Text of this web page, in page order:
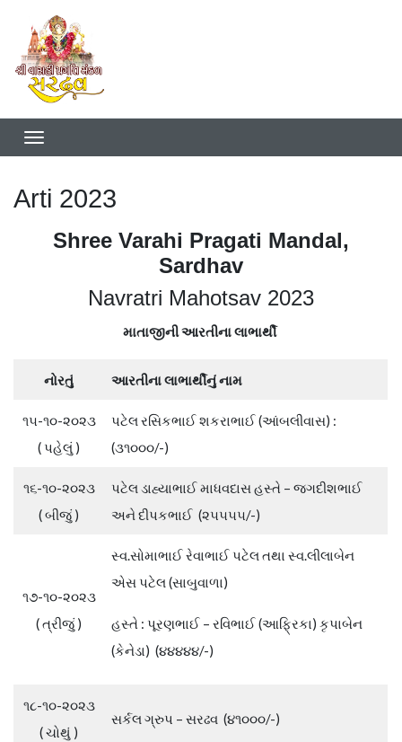
Arti 2023
Shree Varahi Pragati Mandal,
Sardhav
Navratri Mahotsav 2023
માતાજીની આરતીના લાભાર્થી
નોરતું આરતીના લાભાર્થીનું નામ
૧૫-૧૦-૨૦૨૩
( પહેલું )
પટેલ રસિકભાઈ શકરાભાઈ (આંબલીવાસ) :
(૩૧૦૦૦/-)
૧૬-૧૦-૨૦૨૩
( બીજું )
પટેલ ડાહ્યાભાઈ માધવદાસ હસ્તે – જગદીશભાઈ
અને દીપકભાઈ (૨૫૫૫૫/-)
૧૭-૧૦-૨૦૨૩
( ત્રીજું )
સ્વ.સોમાભાઈ રેવાભાઈ પટેલ તથા સ્વ.લીલાબેન
એસ પટેલ (સાબુવાળા)
હસ્તે : પૂરણભાઈ – રવિભાઈ (આફ્રિકા) કૃપાબેન
(કેનેડા) (૪૪૪૪૪/-)
૧૮-૧૦-૨૦૨૩
( ચોથું )
સર્કલ ગ્રુપ – સરઢવ (૪૧૦૦૦/-)